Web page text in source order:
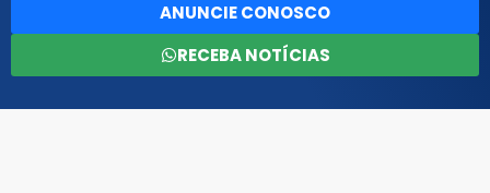
ANUNCIE CONOSCO
RECEBA NOTÍCIAS